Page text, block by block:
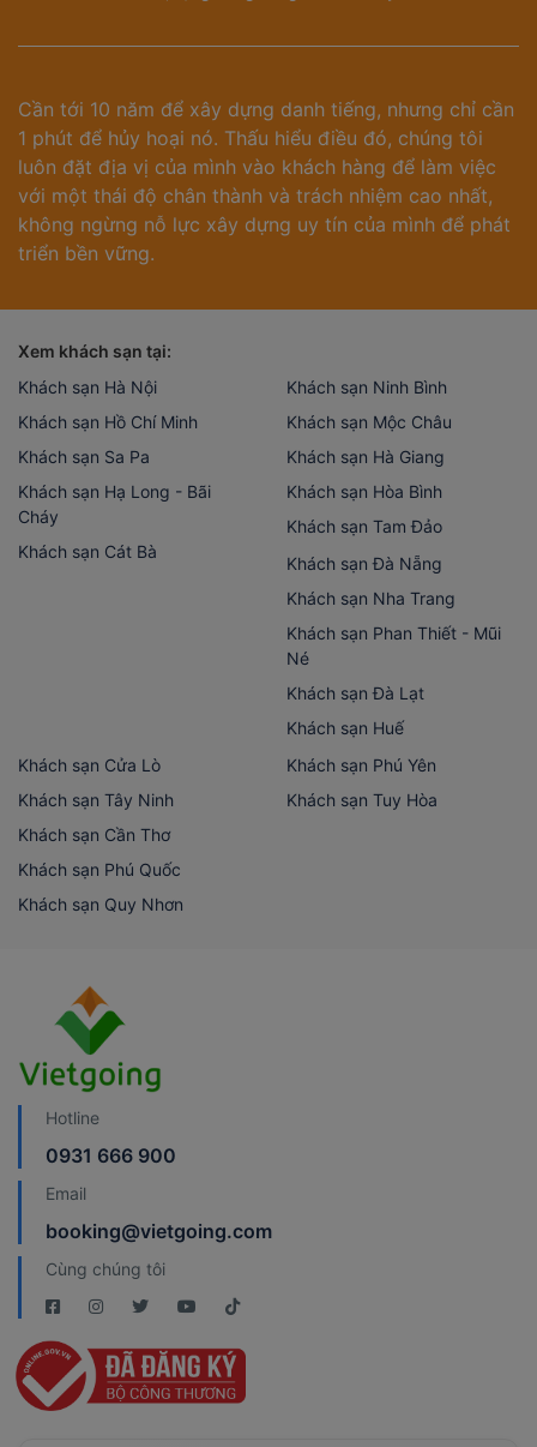
Cần tới 10 năm để xây dựng danh tiếng, nhưng chỉ cần
1 phút để hủy hoại nó. Thấu hiểu điều đó, chúng tôi
luôn đặt địa vị của mình vào khách hàng để làm việc
với một thái độ chân thành và trách nhiệm cao nhất,
không ngừng nỗ lực xây dựng uy tín của mình để phát
triển bền vững.
Xem khách sạn tại:
Khách sạn Hà Nội
Khách sạn Hồ Chí Minh
Khách sạn Sa Pa
Khách sạn Hạ Long - Bãi
Cháy
Khách sạn Cát Bà
Khách sạn Ninh Bình
Khách sạn Mộc Châu
Khách sạn Hà Giang
Khách sạn Hòa Bình
Khách sạn Tam Đảo
Khách sạn Đà Nẵng
Khách sạn Nha Trang
Khách sạn Phan Thiết - Mũi
Né
Khách sạn Đà Lạt
Khách sạn Huế
Khách sạn Cửa Lò
Khách sạn Tây Ninh
Khách sạn Cần Thơ
Khách sạn Phú Quốc
Khách sạn Quy Nhơn
Khách sạn Phú Yên
Khách sạn Tuy Hòa
Hotline
0931 666 900
Email
booking@vietgoing.com
Cùng chúng tôi